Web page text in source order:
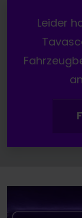
Leider